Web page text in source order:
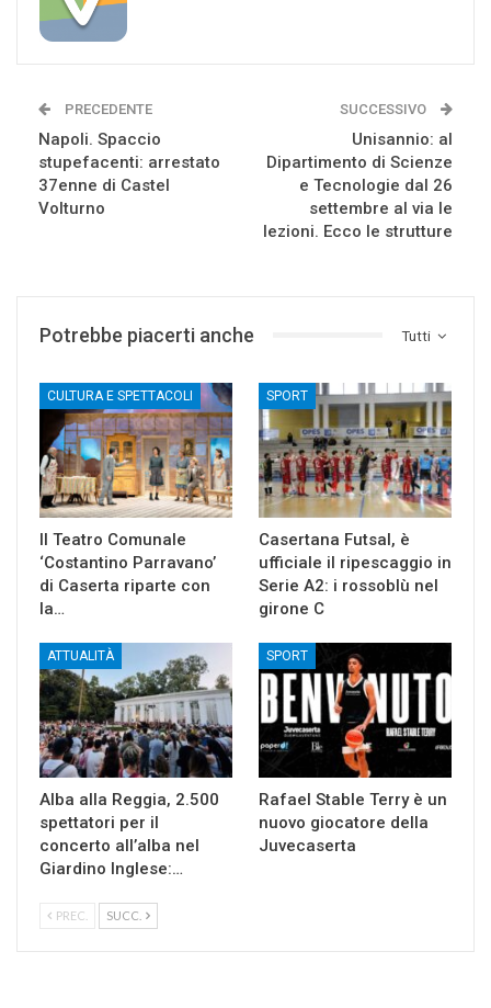
PRECEDENTE
Napoli. Spaccio
stupefacenti: arrestato
37enne di Castel
Volturno
SUCCESSIVO
Unisannio: al
Dipartimento di Scienze
e Tecnologie dal 26
settembre al via le
lezioni. Ecco le strutture
Tutti
Potrebbe piacerti anche
CULTURA E SPETTACOLI
Il Teatro Comunale
‘Costantino Parravano’
di Caserta riparte con
la…
SPORT
Casertana Futsal, è
ufficiale il ripescaggio in
Serie A2: i rossoblù nel
girone C
ATTUALITÀ
Alba alla Reggia, 2.500
spettatori per il
concerto all’alba nel
Giardino Inglese:…
SPORT
Rafael Stable Terry è un
nuovo giocatore della
Juvecaserta
PREC. SUCC.